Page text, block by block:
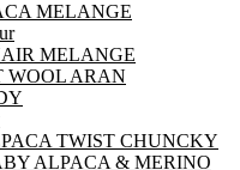
MELANGE
MELANGE
WOOL ARAN
TWIST CHUNCKY
ALPACA & MERINO